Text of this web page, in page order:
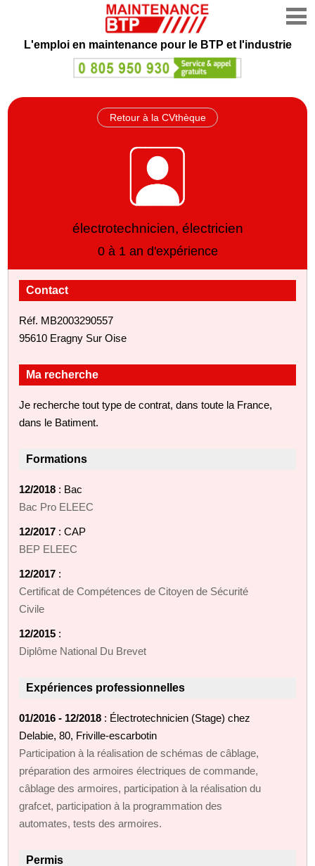
L'emploi en maintenance pour le BTP et l'industrie
Retour à la CVthèque
électrotechnicien, électricien
0 à 1 an d'expérience
Contact
Réf. MB2003290557
95610 Eragny Sur Oise
Ma recherche
Je recherche tout type de contrat, dans toute la France,
dans le Batiment.
Formations
12/2018 : Bac
Bac Pro ELEEC
12/2017 : CAP
BEP ELEEC
12/2017 :
Certificat de Compétences de Citoyen de Sécurité
Civile
12/2015 :
Diplôme National Du Brevet
Expériences professionnelles
01/2016 - 12/2018 : Électrotechnicien (Stage) chez
Delabie, 80, Friville-escarbotin
Participation à la réalisation de schémas de câblage,
préparation des armoires électriques de commande,
câblage des armoires, participation à la réalisation du
grafcet, participation à la programmation des
automates, tests des armoires.
Permis